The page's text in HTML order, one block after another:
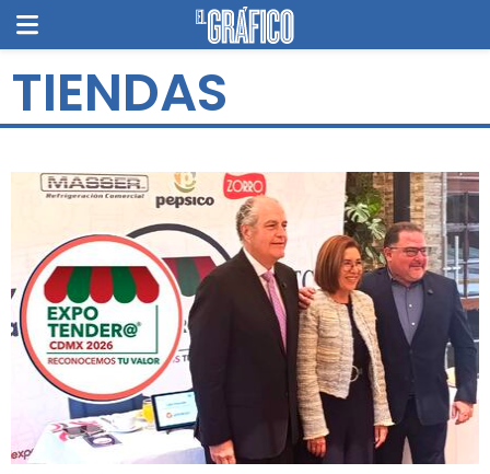
TIENDAS